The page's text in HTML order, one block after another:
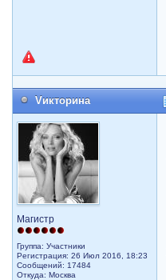
Vикторина
Магистр
Группа: Участники
Регистрация: 26 Июл 2016, 18:23
Сообщений: 17484
Откуда: Москва